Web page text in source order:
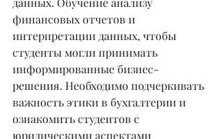
финансовых отчетов и
интерпретации данных, чтобы
студенты могли принимать
информированные бизнес-
решения. Необходимо подчеркивать
важность этики в бухгалтерии и
ознакомить студентов с
юридическими аспектами